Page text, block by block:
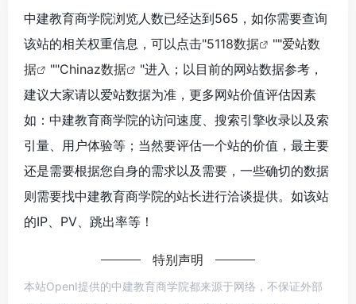
中建教育商学院浏览人数已经达到565，如你需要查询
该站的相关权重信息，可以点击"5118数据 ""爱站数
据
""Chinaz数据
"进入；以目前的网站数据参考，
建议大家请以爱站数据为准，更多网站价值评估因素
如：中建教育商学院的访问速度、搜索引擎收录以及索
引量、用户体验等；当然要评估一个站的价值，最主要
还是需要根据您自身的需求以及需要，一些确切的数据
则需要找中建教育商学院的站长进行洽谈提供。如该站
的IP、PV、跳出率等！
特别声明
本站OpenI提供的中建教育商学院都来源于网络，不保证外部